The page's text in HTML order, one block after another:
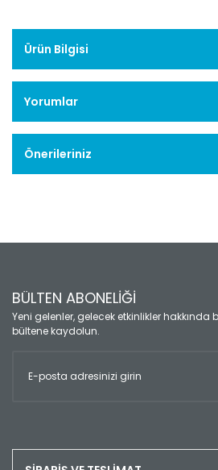
Ürün Bilgisi
Yorumlar
Önerileriniz
BÜLTEN ABONELİĞİ
Yeni gelenler, gelecek etkinlikler
bültene kaydolun.